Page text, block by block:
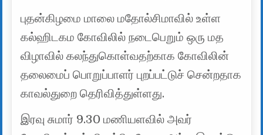
புதன்கிழமை மாலை மதோல்சிமாவில் உள்ள
கல்ஹிடகம கோவிலில் நடைபெறும் ஒரு மத
விழாவில் கலந்துகொள்வதற்காக கோவிலின்
தலைமைப் பொறுப்பாளர் புறப்பட்டுச் சென்றதாக
காவல்துறை தெரிவித்துள்ளது.
இரவு சுமார் 9.30 மணியளவில் அவர்